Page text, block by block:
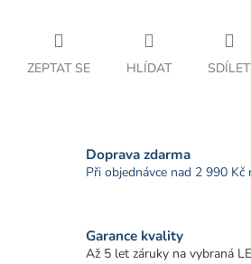
ZEPTAT SE HLÍDAT SDÍLET
Doprava zdarma
Při objednávce nad 2 990
Garance kvality
Až 5 let záruky na vybraná